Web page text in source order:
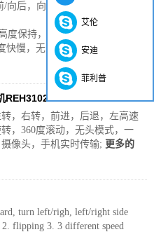
向后，向左/向右，悬停，向左/
度保持，照片，视频
快慢，无头模式，一键返回
REH31025HW2
，右转，前进，后退，左高速
，360度滚动，无头模式，一
像头，手机实时传输; 更多的
turn left/righ, left/right side
flipping 3. 3 different speed
艾伦
安迪
菲利普